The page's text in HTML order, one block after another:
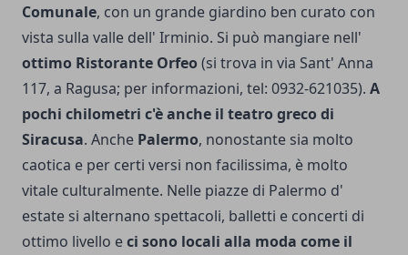
Comunale, con un grande giardino ben curato con
vista sulla val­le dell' Irminio. Si può mangiare nell'
ottimo Ristorante Orfeo (si trova in via Sant' Anna
117, a Ragusa; per informazioni, tel: 0932-621035). A
pochi chilome­tri c'è anche il teatro greco di
Siracusa. Anche Palermo, nonostante sia molto
caotica e per certi versi non facilissima, è molto
vitale culturalmente. Nelle piazze di Palermo d'
estate si alternano spettacoli, balletti e concerti di
ottimo livello eci so­no locali alla moda come il